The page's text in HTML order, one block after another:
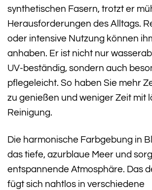
synthetischen Fasern, trotzt er
Herausforderungen des Alltags.
oder intensive Nutzung können
anhaben. Er ist nicht nur
UV-beständig, sondern auch
pflegeleicht. So haben Sie mehr
zu genießen und weniger Zeit mit
Reinigung.
Die harmonische Farbgebung in
das tiefe, azurblaue Meer und
entspannende Atmosphäre. Das
fügt sich nahtlos in verschiedene